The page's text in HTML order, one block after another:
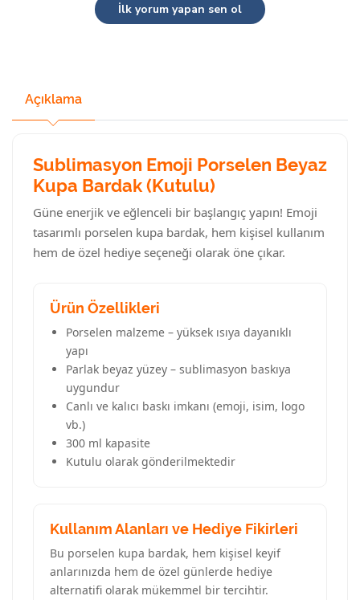
İlk yorum yapan sen ol
Açıklama
Sublimasyon Emoji Porselen Beyaz
Kupa Bardak (Kutulu)
Güne enerjik ve eğlenceli bir başlangıç yapın! Emoji
tasarımlı porselen kupa bardak, hem kişisel kullanım
hem de özel hediye seçeneği olarak öne çıkar.
Ürün Özellikleri
Porselen malzeme – yüksek ısıya dayanıklı
yapı
Parlak beyaz yüzey – sublimasyon baskıya
uygundur
Canlı ve kalıcı baskı imkanı (emoji, isim, logo
vb.)
300 ml kapasite
Kutulu olarak gönderilmektedir
Kullanım Alanları ve Hediye Fikirleri
Bu porselen kupa bardak, hem kişisel keyif
anlarınızda hem de özel günlerde hediye
alternatifi olarak mükemmel bir tercihtir.